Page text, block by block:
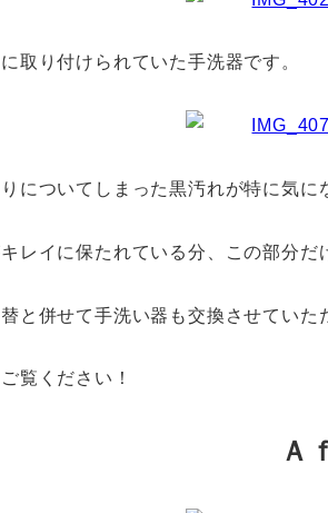
取り付けられていた手洗器です。
についてしまった黒汚れが特に気に
レイに保たれている分、この部分だ
と併せて手洗い器も交換させていた
覧ください！
Ａ